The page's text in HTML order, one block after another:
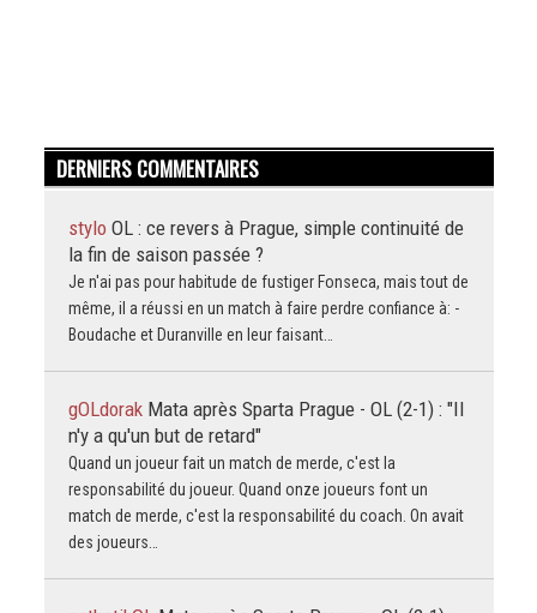
DERNIERS COMMENTAIRES
stylo OL : ce revers à Prague, simple continuité de
la fin de saison passée ?
Je n'ai pas pour habitude de fustiger Fonseca, mais tout de
même, il a réussi en un match à faire perdre confiance à: -
Boudache et Duranville en leur faisant…
gOLdorak Mata après Sparta Prague - OL (2-1) : "Il
n'y a qu'un but de retard"
Quand un joueur fait un match de merde, c'est la
responsabilité du joueur. Quand onze joueurs font un
match de merde, c'est la responsabilité du coach. On avait
des joueurs…